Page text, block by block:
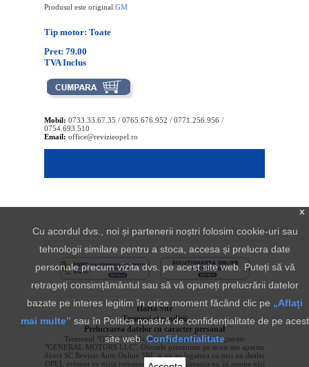
Produsul este original GM
Tip motor: Toate
Pret: 79.00
TVA Inclus
Mobil: 0733.33.67.35 / 0765.676.952 / 0771.256.956 /
0754.693.510
Email: office@revizieopel.ro
Harta Site
Termeni si conditii
Prelucrarea datelor cu caracter personal
Termenul "OPEL" si sigla aferenta sunt marci inregistrate
"GENERAL MOTORS LLC". Ofertele prezentate pe acest site apartin
direct SC Revizie Auto Online SRL si nu au legatura cu nici un dealer
OPEL prezent pe piata romaneasca. OPEL Romania nu isi asuma nici
x
Cu acordul dvs., noi și partenerii noștri folosim cookie-uri sau
tehnologii similare pentru a stoca, accesa și prelucra date
personale precum vizita dvs. pe acest site web. Puteți să vă
retrageți consimțământul sau să vă opuneți prelucrării datelor
bazate pe interes legitim în orice moment făcând clic pe „Aflați
mai multe” sau în Politica noastră de confidențialitate de pe acest
site web.Confidentialitate